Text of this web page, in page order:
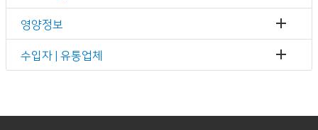
영양정보
수입자 | 유통업체